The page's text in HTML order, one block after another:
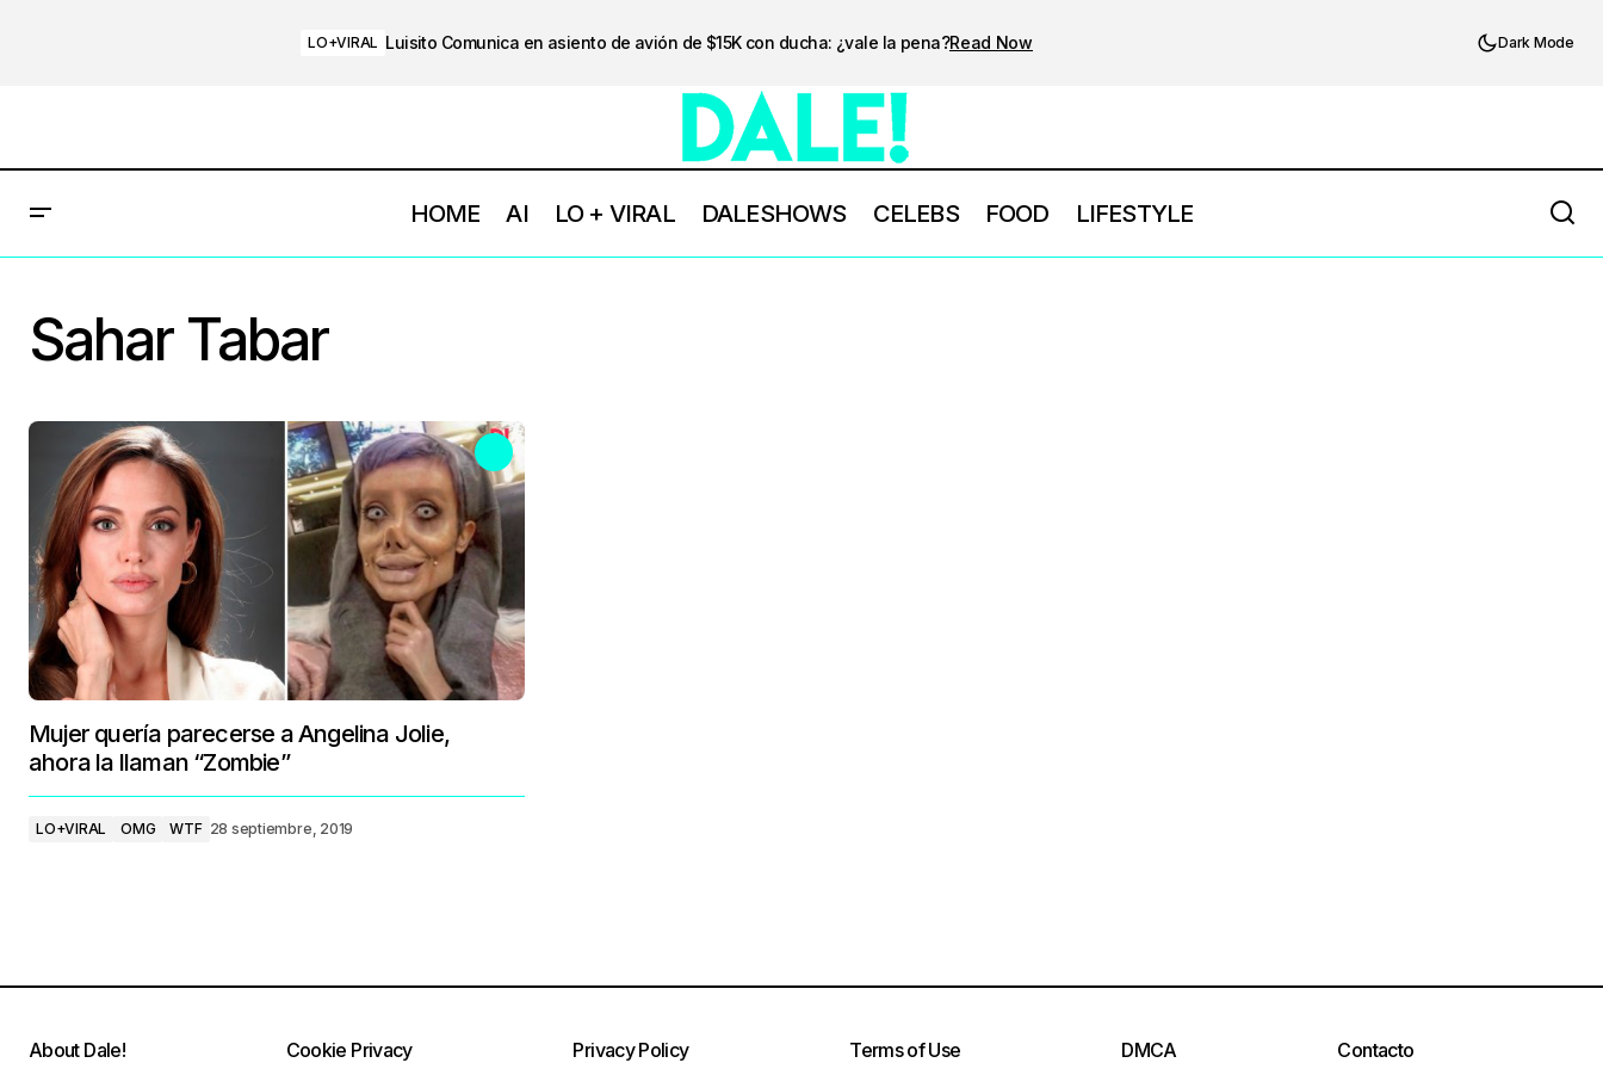
LO+VIRAL Luisito Comunica en asiento de avión de $15K con ducha: ¿vale la pena?Read Now Dark Mode
HOME AI LO + VIRAL DALESHOWS CELEBS FOOD LIFESTYLE
Sahar Tabar
Mujer quería parecerse a Angelina Jolie,
ahora la llaman “Zombie”
LO+VIRAL OMG WTF 28 septiembre, 2019
About Dale! Cookie Privacy Privacy Policy Terms of Use DMCA Contacto